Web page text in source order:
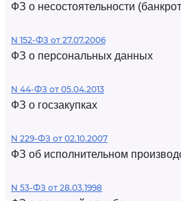
ФЗ о несостоятельности
N 152-ФЗ от 27.07.2006
ФЗ о персональных данных
N 44-ФЗ от 05.04.2013
ФЗ о госзакупках
N 229-ФЗ от 02.10.2007
ФЗ об исполнительном
N 53-ФЗ от 28.03.1998